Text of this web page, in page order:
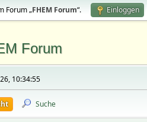
Forum „FHEM Forum“. Einloggen
Forum
10:34:55
Suche